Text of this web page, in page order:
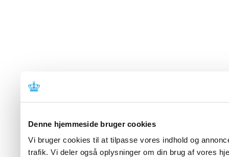
Denne hjemmeside bruger cookies
Vi bruger cookies til at tilpasse vores indhold og
trafik. Vi deler også oplysninger om din brug af vores